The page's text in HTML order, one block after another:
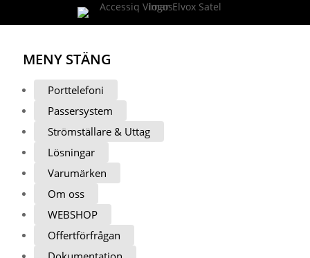
MENY STÄNG
Porttelefoni
Passersystem
Strömställare & Uttag
Lösningar
Varumärken
Om oss
WEBSHOP
Offertförfrågan